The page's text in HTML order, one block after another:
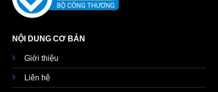
NỘI DUNG CƠ BẢN
Giới thiệu
Liên hệ